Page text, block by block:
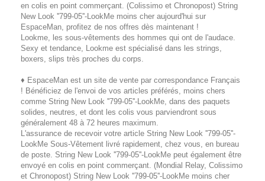
en colis en point commerçant. (Colissimo et Chronopost) String
New Look ''799-05''-LookMe moins cher aujourd'hui sur
EspaceMan, profitez de nos offres dès maintenant !
Lookme, les sous-vêtements des hommes qui ont de l'audace.
Sexy et tendance, Lookme est spécialisé dans les strings,
boxers, slips très proches du corps.
♦ EspaceMan est un site de vente par correspondance Français
! Bénéficiez de l'envoi de vos articles préférés, moins chers
comme String New Look ''799-05''-LookMe, dans des paquets
solides, neutres, et dont les colis vous parviendront sous
généralement 48 à 72 heures maximum.
L'assurance de recevoir votre article String New Look ''799-05''-
LookMe Sous-Vêtement livré rapidement, chez vous, en bureau
de poste. String New Look ''799-05''-LookMe peut également être
envoyé en colis en point commerçant. (Mondial Relay, Colissimo
et Chronopost) String New Look ''799-05''-LookMe moins cher